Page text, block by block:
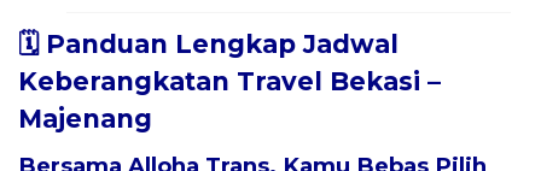
🗓️ Panduan Lengkap Jadwal
Keberangkatan Travel Bekasi –
Majenang
Bersama Alloha Trans, Kamu Bebas Pilih